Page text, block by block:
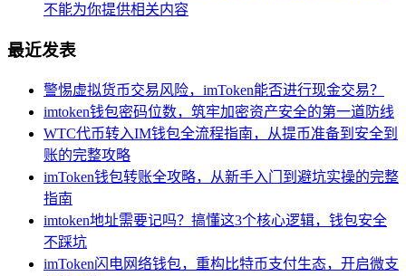
不能为你提供相关内容
最近发表
警惕虚拟货币交易风险，imToken能否进行现金交易？
imtoken钱包密码位数，筑牢加密资产安全的第一道防线
WTC代币转入IM钱包全流程指南，从提币准备到安全到
账的完整攻略
imToken钱包转账全攻略，从新手入门到避坑实操的完整
指南
imtoken地址需要记吗？搞懂这3个核心逻辑，钱包安全
不踩坑
imToken闪电网络钱包，重构比特币支付生态，开启微支